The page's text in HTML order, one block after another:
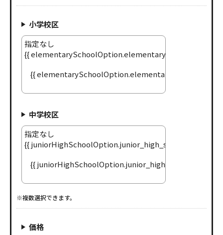
小学校区
中学校区
※複数選択できます。
価格